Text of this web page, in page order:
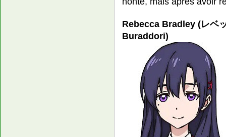
Rebecca Bradley (レベ
Buraddori)